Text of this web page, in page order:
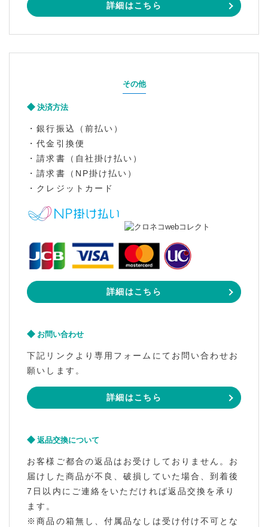
詳細はこちら
その他
決済方法
・銀行振込（前払い）
・代金引換便
・請求書（自社掛け払い）
・請求書（NP掛け払い）
・クレジットカード
詳細はこちら
お問い合わせ
下記リンクより専用フォームにてお問い合わせお
願いします。
詳細はこちら
返品交換について
お客様ご都合の返品はお受けしておりません。お
届けした商品が不良、破損していた場合、到着後
7日以内にご連絡をいただければ返品交換を承り
ます。
※商品の箱無し、付属品なしは受け付け不可とな